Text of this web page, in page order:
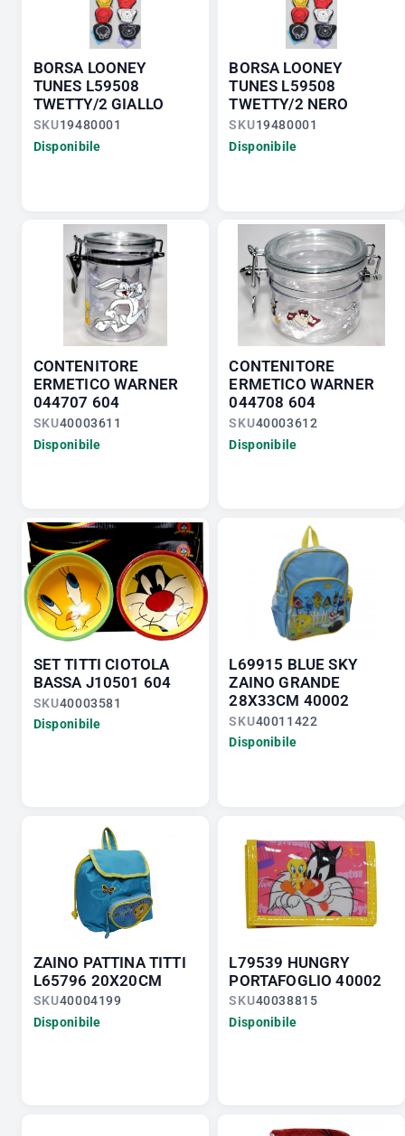
BORSA LOONEY
TUNES L59508
TWETTY/2 GIALLO
SKU19480001
Disponibile
BORSA LOONEY
TUNES L59508
TWETTY/2 NERO
SKU19480001
Disponibile
CONTENITORE
ERMETICO WARNER
044707 604
SKU40003611
Disponibile
CONTENITORE
ERMETICO WARNER
044708 604
SKU40003612
Disponibile
SET TITTI CIOTOLA
BASSA J10501 604
SKU40003581
Disponibile
L69915 BLUE SKY
ZAINO GRANDE
28X33CM 40002
SKU40011422
Disponibile
ZAINO PATTINA TITTI
L65796 20X20CM
SKU40004199
Disponibile
L79539 HUNGRY
PORTAFOGLIO 40002
SKU40038815
Disponibile